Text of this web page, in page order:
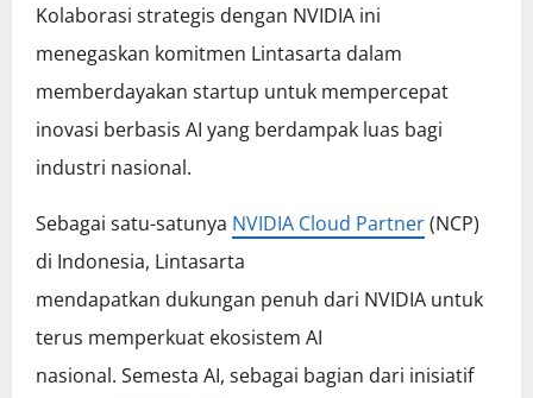
Kolaborasi strategis dengan NVIDIA ini
menegaskan komitmen Lintasarta dalam
memberdayakan startup untuk mempercepat
inovasi berbasis AI yang berdampak luas bagi
industri nasional.
Sebagai satu-satunya NVIDIA Cloud Partner(NCP)
di Indonesia, Lintasarta
mendapatkan dukungan penuh dari NVIDIA untuk
terus memperkuat ekosistem AI
nasional. Semesta AI, sebagai bagian dari inisiatif